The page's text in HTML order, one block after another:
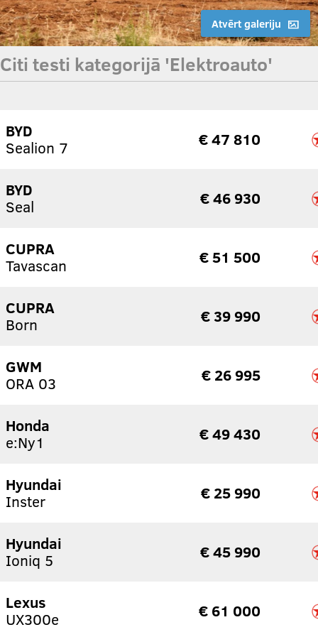
Atvērt galeriju
Citi testi kategorijā 'Elektroauto'
BYD
Sealion 7
€ 47 810
BYD
Seal
€ 46 930
CUPRA
Tavascan
€ 51 500
CUPRA
Born
€ 39 990
GWM
ORA 03
€ 26 995
Honda
e:Ny1
€ 49 430
Hyundai
Inster
€ 25 990
Hyundai
Ioniq 5
€ 45 990
Lexus
UX300e
€ 61 000